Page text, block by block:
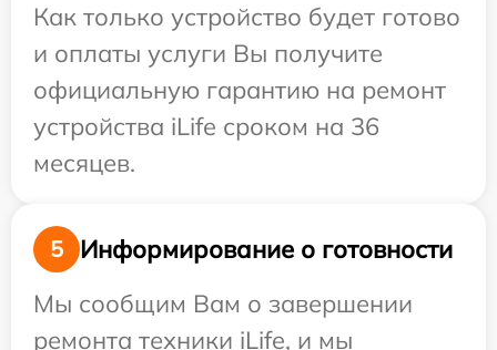
Как только устройство будет готово
и оплаты услуги Вы получите
официальную гарантию на ремонт
устройства iLife сроком на 36
месяцев.
5
Информирование о готовности
Мы сообщим Вам о завершении
ремонта техники iLife, и мы